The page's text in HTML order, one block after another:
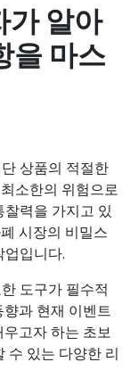
가 알아
을 마스
상품의 적절한
소한의 위험으로
력을 가지고 있
시장의 비밀스
입니다.
도구가 필수적
과 현재 이벤트
고자 하는 초보
수 있는 다양한 리